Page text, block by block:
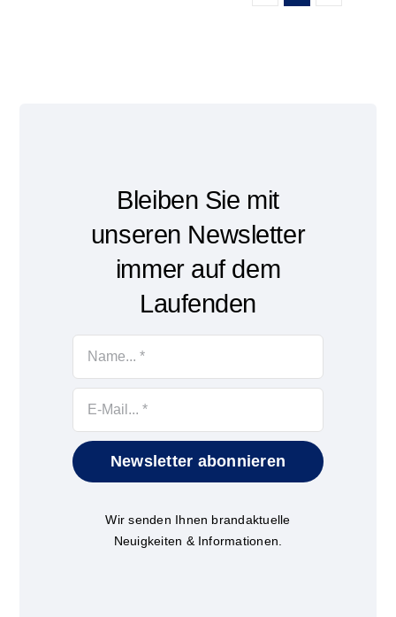
Bleiben Sie mit
unseren Newsletter
immer auf dem
Laufenden
Newsletter abonnieren
Wir senden Ihnen brandaktuelle
Neuigkeiten & Informationen.